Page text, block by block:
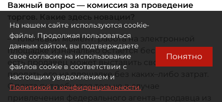
Важный вопрос — комиссия за проведение
торгов. Какие здесь новации?
— Ключевой момент: работа на электронной
площадке изначально остаётся бесплатной, то
есть продавец может выставить свой объект и
продать его на площадке без каких–либо затрат.
Оплата потребуется только в случае
привлечения федерального агента–продавца из
На нашем сайте используются cookie-
файлы. Продолжая пользоваться
данным сайтом, вы подтверждаете
свое согласие на использование
файлов cookie в соответствии с
настоящим уведомлением и
Политикой о конфиденциальности.
Понятно